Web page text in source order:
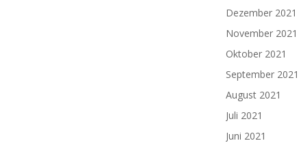
Dezember 2021
November 2021
Oktober 2021
September 2021
August 2021
Juli 2021
Juni 2021